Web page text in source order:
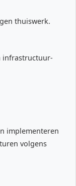
thuiswerk.
infrastructuur-
implementeren
volgens